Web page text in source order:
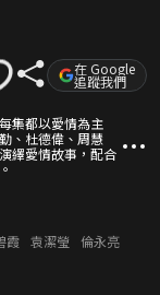
集都以愛情為主
、杜德偉、周慧
繹愛情故事，配合
在 Google
追蹤我們
霞 袁潔瑩 倫永亮